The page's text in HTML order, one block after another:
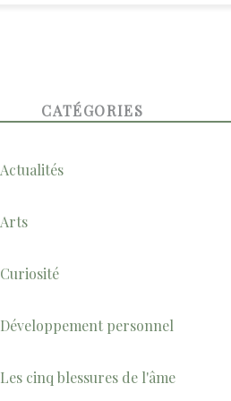
CATÉGORIES
Actualités
Arts
Curiosité
Développement personnel
Les cinq blessures de l'âme